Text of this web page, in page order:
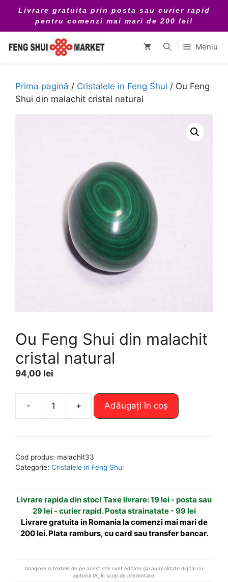
conținut
Livrare gratuita prin posta sau curier rapid
pentru comenzi mai mari de 200 lei!
Meniu
Prima pagină / Cristalele in Feng Shui / Ou Feng
Shui din malachit cristal natural
Ou Feng Shui din malachit
cristal natural
94,00 lei
-
Cantitate
Feng
din
cristal
natural
+ Adăugați în coș
e
n
t
i
Cod produs: malachit33
Categorie: Cristalele in Feng Shui
Livrare rapida din stoc! Taxe livrare: 19 lei - posta sau
29 lei - curier rapid. Posta strainatate - 99 lei
Livrare gratuita in Romania la comenzi mai mari de
200 lei. Plata ramburs, cu card sau transfer bancar.
Imaginile și textele de pe acest site sunt editate și/sau realizate digital cu
ajutorul IA, în scop de prezentare.